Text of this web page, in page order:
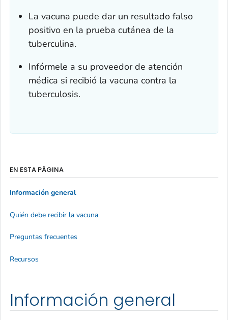
La vacuna puede dar un resultado falso
positivo en la prueba cutánea de la
tuberculina.
Infórmele a su proveedor de atención
médica si recibió la vacuna contra la
tuberculosis.
Información general
EN ESTA PÁGINA
Información general
Quién debe recibir la vacuna
Preguntas frecuentes
Recursos